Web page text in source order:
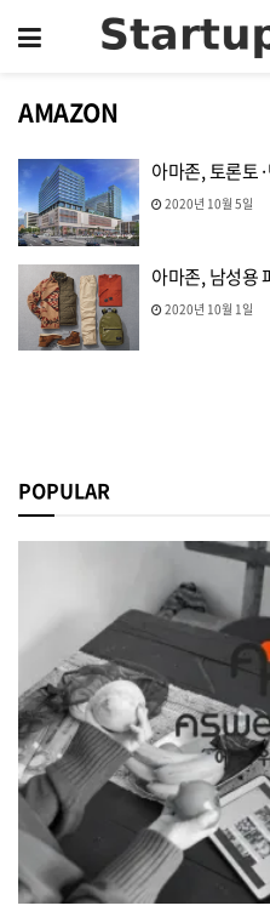
AMAZON
아마존, 토론토
2020년 10월 5일
아마존, 남성용
2020년 10월 1일
POPULAR